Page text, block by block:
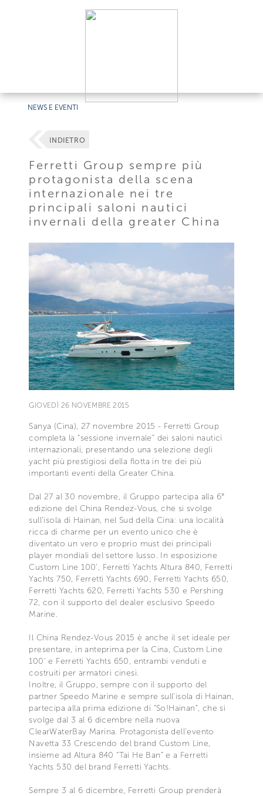
NEWS E EVENTI
INDIETRO
Ferretti Group sempre più
protagonista della scena
internazionale nei tre
principali saloni nautici
invernali della greater China
GIOVEDÌ 26 NOVEMBRE 2015
Sanya (Cina), 27 novembre 2015 - Ferretti Group
completa la “sessione invernale” dei saloni nautici
internazionali, presentando una selezione degli
yacht più prestigiosi della flotta in tre dei più
importanti eventi della Greater China.
Dal 27 al 30 novembre, il Gruppo partecipa alla 6°
edizione del China Rendez-Vous, che si svolge
sull’isola di Hainan, nel Sud della Cina: una località
ricca di charme per un evento unico che è
diventato un vero e proprio must dei principali
player mondiali del settore lusso. In esposizione
Custom Line 100‘, Ferretti Yachts Altura 840, Ferretti
Yachts 750, Ferretti Yachts 690, Ferretti Yachts 650,
Ferretti Yachts 620, Ferretti Yachts 530 e Pershing
72, con il supporto del dealer esclusivo Speedo
Marine.
Il China Rendez-Vous 2015 è anche il set ideale per
presentare, in anteprima per la Cina, Custom Line
100’ e Ferretti Yachts 650, entrambi venduti e
costruiti per armatori cinesi.
Inoltre, il Gruppo, sempre con il supporto del
partner Speedo Marine e sempre sull’isola di Hainan,
partecipa alla prima edizione di “So!Hainan”, che si
svolge dal 3 al 6 dicembre nella nuova
ClearWaterBay Marina. Protagonista dell’evento
Navetta 33 Crescendo del brand Custom Line,
insieme ad Altura 840 “Tai He Ban” e a Ferretti
Yachts 530 del brand Ferretti Yachts.
Sempre 3 al 6 dicembre, Ferretti Group prenderà